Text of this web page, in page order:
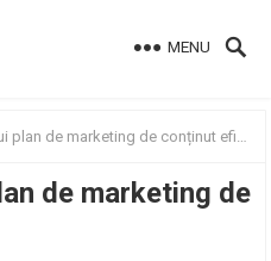
MENU
de marketing de conținut eficient
de marketing de